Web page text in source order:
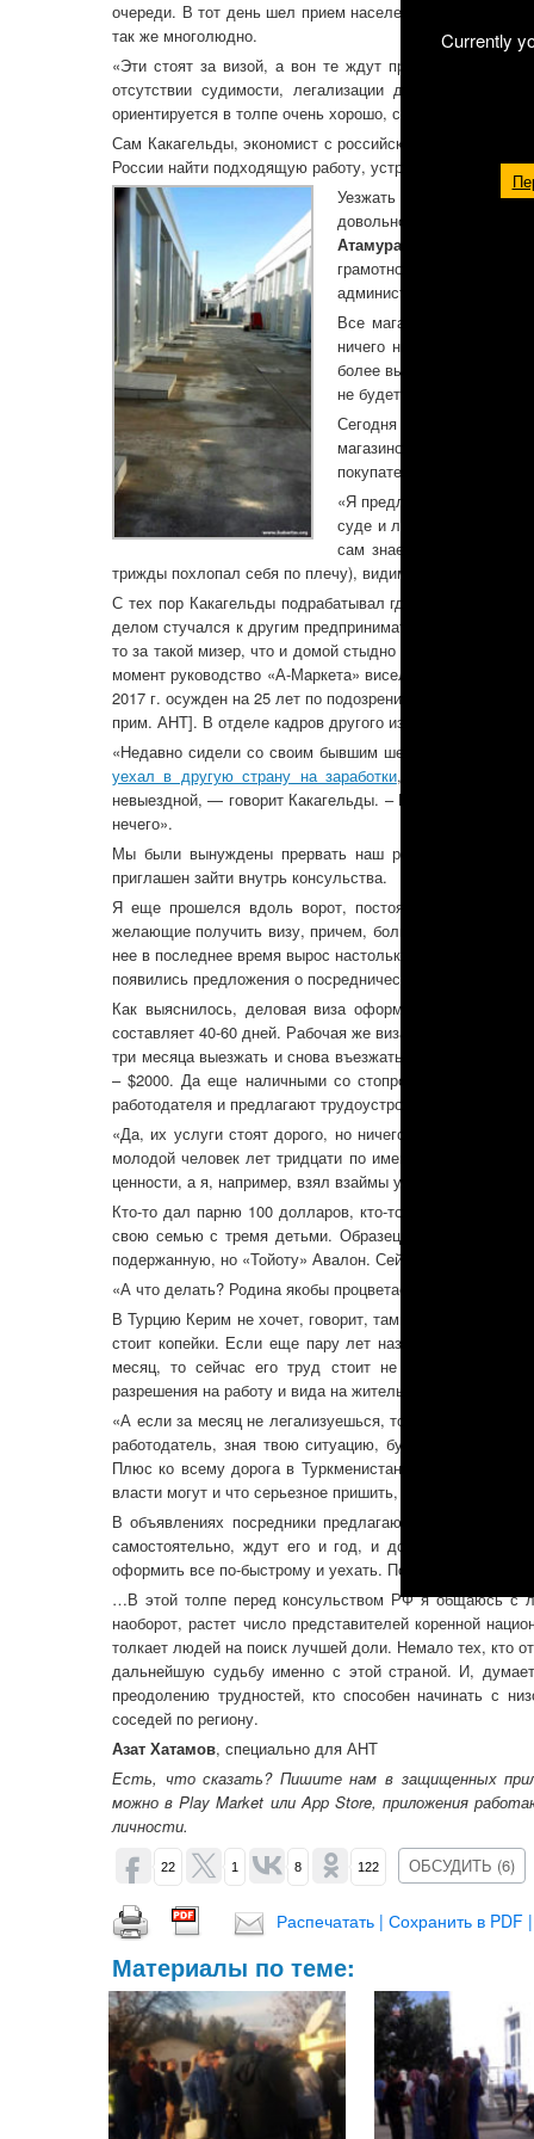
очереди. В тот день шел прием населения по визовым
так же многолюдно.
«Эти стоят за визой, а вон те ждут приема по разным
отсутствии судимости, легализации документов. А
ориентируется в толпе очень хорошо, словно я пришел
Сам Какагельды, экономист с российским дипломом,
России найти подходящую работу, устроиться, а в
Уезжать мужчину
довольно успешно
Атамурата Ниязова,
грамотного
администрация рынка, то
Все магазины снесли,
ничего не
более высокой цене, чем
не будет отбоя. Но они
Сегодня из 164
магазинов забиты
покупателей. Лишь в
«Я предложил своему
суде и либо вернуть свои
сам знаешь, что
трижды похлопал себя по плечу), видимо, знает, что
С тех пор Какагельды подрабатывал где придется, в
делом стучался к другим предпринимателям, но им не
то за такой мизер, что и домой стыдно было бы нести.
момент руководство «А-Маркета» висело на волоске
2017 г. осужден на 25 лет по подозрению в связях с
прим. АНТ]. В отделе кадров другого известного маркета
«Недавно сидели со своим бывшим шефом, выпивали, и
уехал в другую страну на заработки, да только он,
невыездной, — говорит Какагельды. – Напоследок
нечего».
Мы были вынуждены прервать наш разговор, так как
приглашен зайти внутрь консульства.
Я еще прошелся вдоль ворот, постоял у каждой
желающие получить визу, причем, большинство
нее в последнее время вырос настолько, что на
появились предложения о посредничестве в
Как выяснилось, деловая виза оформляется сроком
составляет 40-60 дней. Рабочая же виза дает больше
три месяца выезжать и снова въезжать, но и стоит ее
– $2000. Да еще наличными со стопроцентной
работодателя и предлагают трудоустройство в любом
«Да, их услуги стоят дорого, но ничего не
молодой человек лет тридцати по имени
ценности, а я, например, взял взаймы у многочисленных
Кто-то дал парню 100 долларов, кто-то 300. Керим
свою семью с тремя детьми. Образец для него – его
подержанную, но «Тойоту» Авалон. Сейчас сосед
«А что делать? Родина якобы процветает, а работы
В Турцию Керим не хочет, говорит, там свой кризис,
стоит копейки. Если еще пару лет назад
месяц, то сейчас его труд стоит не более 300. Во-
разрешения на работу и вида на жительство, сделав ее
«А если за месяц не легализуешься, то придется
работодатель, зная твою ситуацию, будет
Плюс ко всему дорога в Туркменистан потом будет
власти могут и что серьезное пришить, скажут, например,
В объявлениях посредники предлагают и оформление
самостоятельно, ждут его и год, и дольше. Люди в
оформить все по-быстрому и уехать. Поэтому
…В этой толпе перед консульством РФ я общаюсь с
наоборот, растет число представителей коренной
толкает людей на поиск лучшей доли. Немало тех, кто
дальнейшую судьбу именно с этой страной. И,
преодолению трудностей, кто способен начинать с
соседей по региону.
Азат Хатамов, специально для АНТ
Есть, что сказать? Пишите нам в защищенных
можно в Play Market или App Store, приложения
личности.
22 1 8 122 ОБСУДИТЬ (6)
Распечатать | Сохранить в PDF
Материалы по теме:
Currently